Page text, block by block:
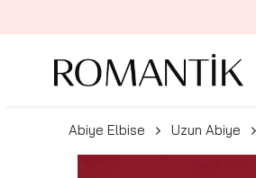
Abiye Elbise Uzun Abiye